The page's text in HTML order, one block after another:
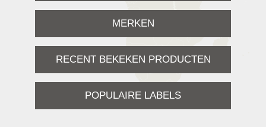
MERKEN
RECENT BEKEKEN PRODUCTEN
POPULAIRE LABELS